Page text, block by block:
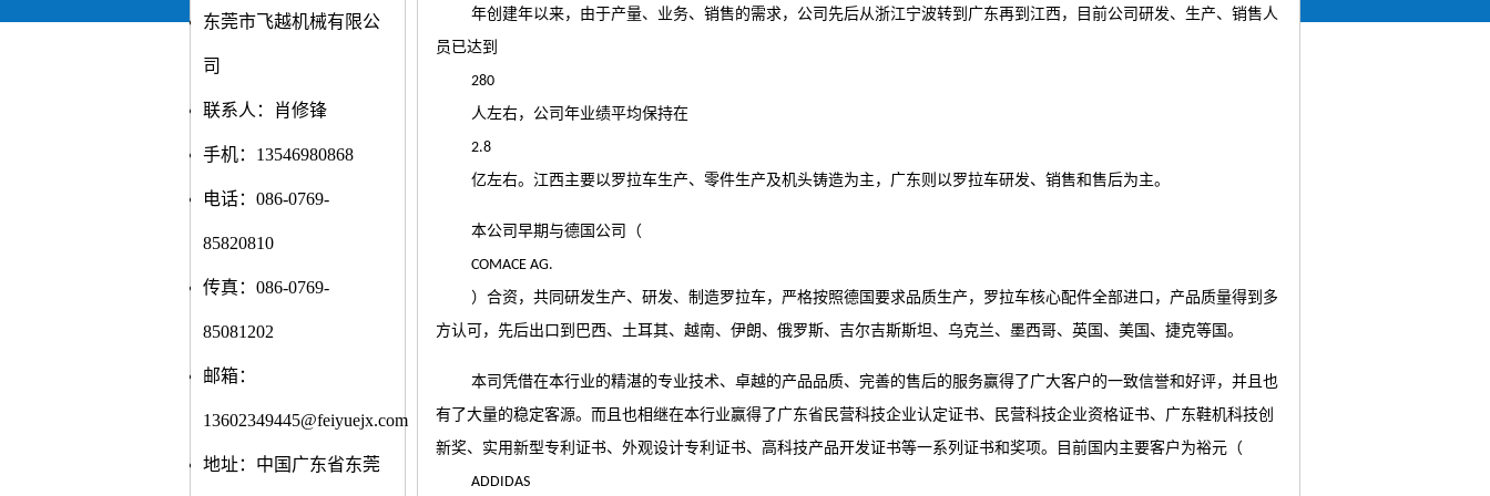
东莞市飞越机械有限公
司
联系人：肖修锋
手机：13546980868
电话：086-0769-
85820810
传真：086-0769-
85081202
邮箱：
13602349445@feiyuejx.com
地址：中国广东省东莞
年创建年以来，由于产量、业务、销售的需求，公司先后从浙江宁波转到广东再到江西，目前公司研发、生产、销售人
员已达到
280
人左右，公司年业绩平均保持在
2.8
亿左右。江西主要以罗拉车生产、零件生产及机头铸造为主，广东则以罗拉车研发、销售和售后为主。
本公司早期与德国公司（
COMACE AG.
）合资，共同研发生产、研发、制造罗拉车，严格按照德国要求品质生产，罗拉车核心配件全部进口，产品质量得到多
方认可，先后出口到巴西、土耳其、越南、伊朗、俄罗斯、吉尔吉斯斯坦、乌克兰、墨西哥、英国、美国、捷克等国。
本司凭借在本行业的精湛的专业技术、卓越的产品品质、完善的售后的服务赢得了广大客户的一致信誉和好评，并且也
有了大量的稳定客源。而且也相继在本行业赢得了广东省民营科技企业认定证书、民营科技企业资格证书、广东鞋机科技创
新奖、实用新型专利证书、外观设计专利证书、高科技产品开发证书等一系列证书和奖项。目前国内主要客户为裕元（
ADDIDAS